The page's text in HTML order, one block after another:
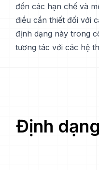
đến các hạn chế và
điều cần thiết đối với
định dạng này trong
tương tác với các hệ
Định